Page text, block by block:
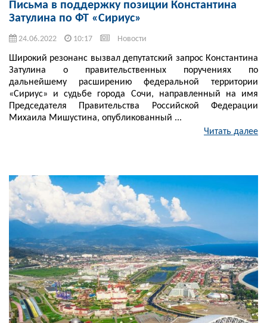
Письма в поддержку позиции Константина
Затулина по ФТ «Сириус»
24.06.2022 10:17 Новости
Широкий резонанс вызвал депутатский запрос Константина
Затулина о правительственных поручениях по
дальнейшему расширению федеральной территории
«Сириус» и судьбе города Сочи, направленный на имя
Председателя Правительства Российской Федерации
Михаила Мишустина, опубликованный ...
Читать далее